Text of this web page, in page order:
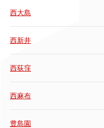
西大島
西新井
西荻窪
西麻布
豊島園